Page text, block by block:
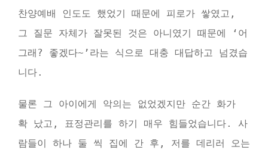
찬양예배 인도도 했었기 때문에 피로가 쌓였고,
그 질문 자체가 잘못된 것은 아니였기 때문에 ‘어
그래? 좋겠다~’라는 식으로 대충 대답하고 넘겼습
니다.
물론 그 아이에게 악의는 없었겠지만 순간 화가
확 났고, 표정관리를 하기 매우 힘들었습니다. 사
람들이 하나 둘 씩 집에 간 후, 저를 데리러 오는